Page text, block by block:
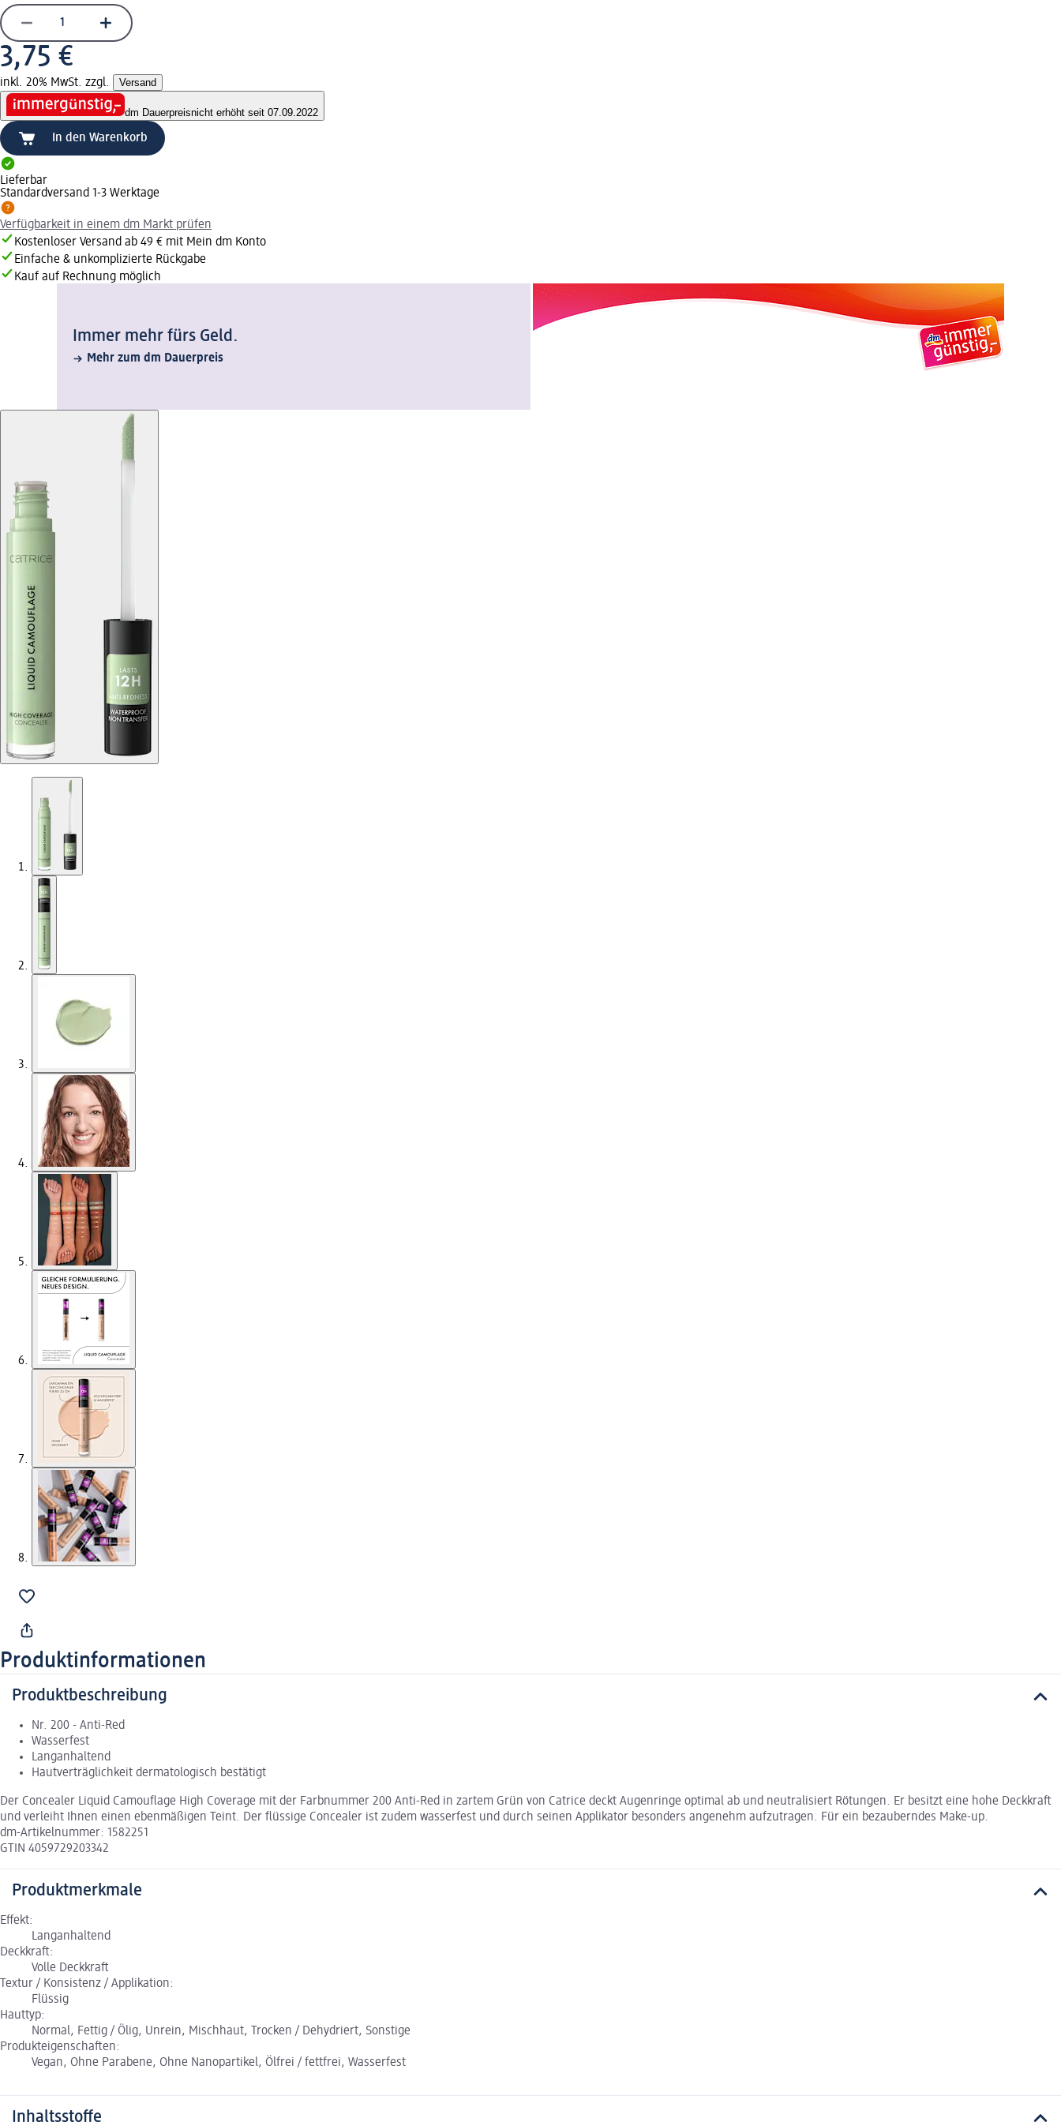
3,75 €
inkl. 20% MwSt. zzgl. Versand
dm Dauerpreisnicht erhöht seit 07.09.2022
In den Warenkorb
Lieferbar
Standardversand 1-3 Werktage
Verfügbarkeit in einem dm Markt prüfen
Kostenloser Versand ab 49 € mit Mein dm Konto
Einfache & unkomplizierte Rückgabe
Kauf auf Rechnung möglich
Immer mehr fürs Geld.
Mehr zum dm Dauerpreis
Produktinformationen
Produktbeschreibung
Nr. 200 - Anti-Red
Wasserfest
Langanhaltend
Hautverträglichkeit dermatologisch bestätigt
Der Concealer Liquid Camouflage High Coverage mit der Farbnummer 200 Anti-Red in zartem Grün von Catrice deckt Augenringe optimal ab und neutralisiert Rötungen. Er besitzt eine hohe Deckkraft
und verleiht Ihnen einen ebenmäßigen Teint. Der flüssige Concealer ist zudem wasserfest und durch seinen Applikator besonders angenehm aufzutragen. Für ein bezauberndes Make-up.
dm-Artikelnummer: 1582251
GTIN 4059729203342
Produktmerkmale
Effekt:
Langanhaltend
Deckkraft:
Volle Deckkraft
Textur / Konsistenz / Applikation:
Flüssig
Hauttyp:
Normal, Fettig / Ölig, Unrein, Mischhaut, Trocken / Dehydriert, Sonstige
Produkteigenschaften:
Vegan, Ohne Parabene, Ohne Nanopartikel, Ölfrei / fettfrei, Wasserfest
Inhaltsstoffe